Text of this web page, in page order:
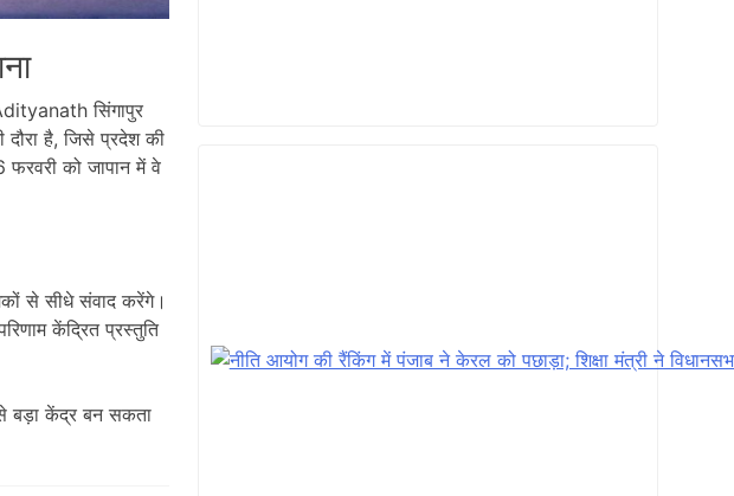
सिंगापुर
दौरा है, जिसे प्रदेश की
फरवरी को जापान में वे
से सीधे संवाद करेंगे।
केंद्रित प्रस्तुति
बड़ा केंद्र बन सकता